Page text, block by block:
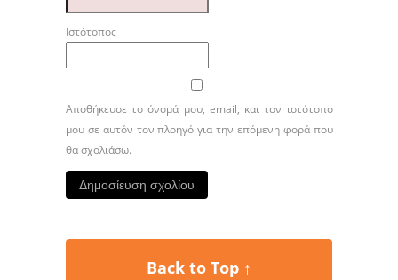
Ιστότοπος
Αποθήκευσε το όνομά μου, email, και τον ιστότοπο
μου σε αυτόν τον πλοηγό για την επόμενη φορά που
θα σχολιάσω.
Back to Top ↑